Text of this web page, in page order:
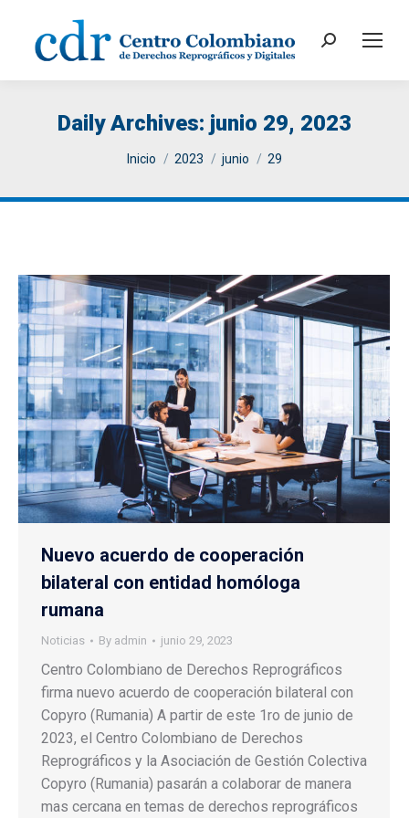
Search:
Daily Archives: junio 29, 2023
You are here:
Inicio 2023 junio 29
Nuevo acuerdo de cooperación
bilateral con entidad homóloga
rumana
Noticias By admin junio 29, 2023
Centro Colombiano de Derechos Reprográficos
firma nuevo acuerdo de cooperación bilateral con
Copyro (Rumania) A partir de este 1ro de junio de
2023, el Centro Colombiano de Derechos
Reprográficos y la Asociación de Gestión Colectiva
Copyro (Rumania) pasarán a colaborar de manera
mas cercana en temas de derechos reprográficos